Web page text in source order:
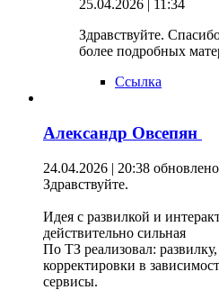
25.04.2026 | 11:34
Здравствуйте.
более подробных
Ссылка
Александр Овсепян
24.04.2026 | 20:38
Здравствуйте.
Идея с развилкой и
действительно сильная
По ТЗ реализовал:
корректировки в
сервисы.